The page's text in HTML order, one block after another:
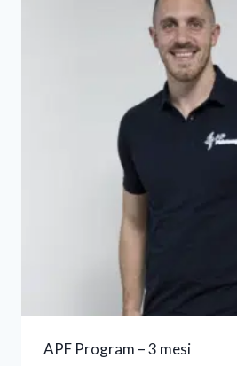
APF Program – 3 mesi